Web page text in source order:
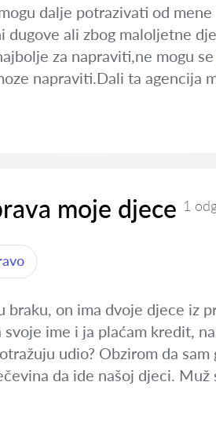
dalje potrazivati od
dugove ali zbog maloljetne
za napraviti,ne mogu
napraviti.Dali ta agencija
moje djece 1
braku, on ima dvoje djece iz
svoje ime i ja plaćam kredit,
udio? Obzirom da
da ide našoj djeci. Muž